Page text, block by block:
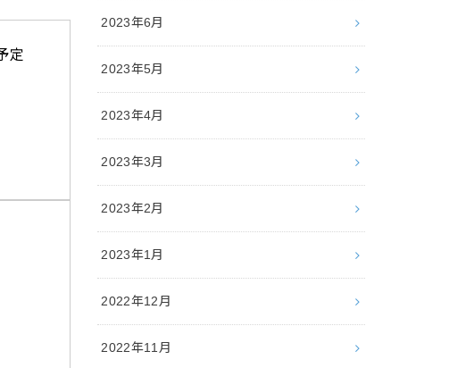
定
2023年6月
2023年5月
2023年4月
2023年3月
2023年2月
2023年1月
2022年12月
2022年11月